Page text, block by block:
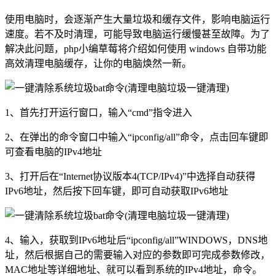
使用电脑时，会逐渐产生大量垃圾和缓存文件，影响电脑运行
速度。若不及时清理，可能导致电脑运行缓慢甚至故障。为了
解决此问题，php小编草莓将介绍如何使用 windows 自带功能
高效清理电脑缓存，让你的电脑焕然一新。
1、首先打开运行窗口，输入“cmd”指令进入
2、在弹出的命令窗口中输入“ipconfig/all”命令，点击回车键即
可查看电脑的IPv4地址
3、打开后在“Internet协议版本4(TCP/IPv4)”中选择自动获得
IPv6地址，然后按下回车键，即可自动获取IPv6地址
4、输入，获取到IPv6地址后“ipconfig/all”WINDOWS，DNS地
址，然后根据自己的需要输入对应的参数即可完成参数修改，
MAC地址等详细地址、就可以看到系统的IPv4地址，命令。